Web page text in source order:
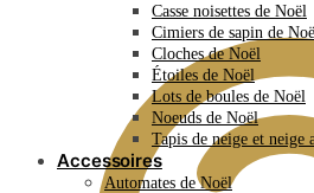
Casse noisettes de Noël
Cimiers de sapin de
Cloches de Noël
Étoiles de Noël
Lots de boules de Noël
Noeuds de Noël
Tapis de neige et
Accessoires
Automates de Noël